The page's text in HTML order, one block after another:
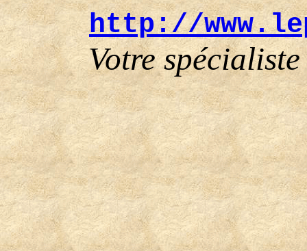
http://
Votre